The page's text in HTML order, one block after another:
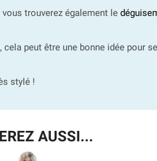
trouverez également le
cela peut être une bonne idée pour
stylé !
AUSSI...